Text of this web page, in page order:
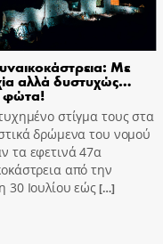
Με
αλλά δυστυχώς…
φώτα!
στίγμα τους στα
δρώμενα του νομού
τα εφετινά 47α
από την
30 Ιουλίου εώς[…]